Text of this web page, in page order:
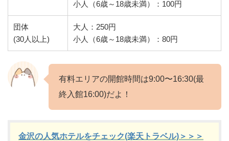
小人（6歳～18歳未満）：100円
団体
(30人以上)
大人：250円
小人（6歳～18歳未満）：80円
有料エリアの開館時間は9:00〜16:30(最
終入館16:00)だよ！
金沢の人気ホテルをチェック(楽天トラベル)＞＞＞